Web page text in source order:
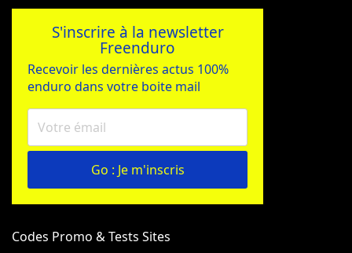
S'inscrire à la newsletter
Freenduro
Recevoir les dernières actus 100%
enduro dans votre boite mail
Go : Je m'inscris
Codes Promo & Tests Sites